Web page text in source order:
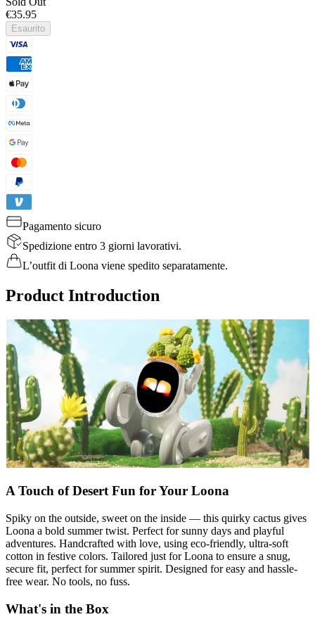
€35.95
Esaurito
Pagamento sicuro
Spedizione entro 3 giorni lavorativi.
L’outfit di Loona viene spedito separatamente.
Product Introduction
A Touch of Desert Fun for Your Loona
Spiky on the outside, sweet on the inside — this quirky cactus gives
Loona a bold summer twist. Perfect for sunny days and playful
adventures. Handcrafted with love, using eco-friendly, ultra-soft
cotton in festive colors. Tailored just for Loona to ensure a snug,
secure fit, perfect for summer spirit. Designed for easy and hassle-
free wear. No tools, no fuss.
What's in the Box